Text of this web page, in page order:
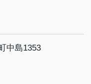
中島1353